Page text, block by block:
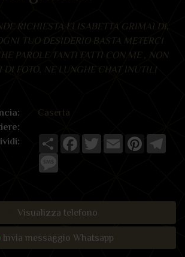
RICHIESTA ELISABETTA GRIMALDI,
TUO DESIDERIO BASTA METERCI
PAROLE TANTI FATTI CON ME , NON
DI FOTO, NE LUNGHE CHAT INUTILI
Caserta
Share Facebook
TwitterEmail Pinterest
Message
Visualizza telefono
Invia messaggio Whatsapp